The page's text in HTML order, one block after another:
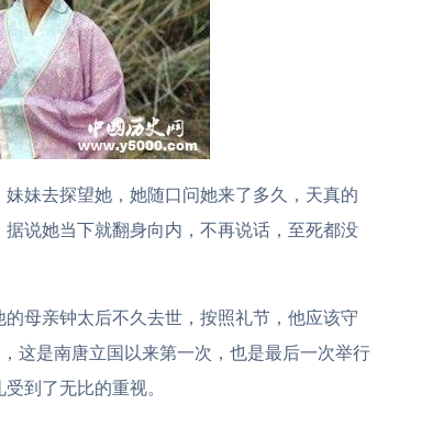
妹去探望她，她随口问她来了多久，天真的
说她当下就翻身向内，不再说话，至死都没
母亲钟太后不久去世，按照礼节，他应该守
这是南唐立国以来第一次，也是最后一次举行
到了无比的重视。